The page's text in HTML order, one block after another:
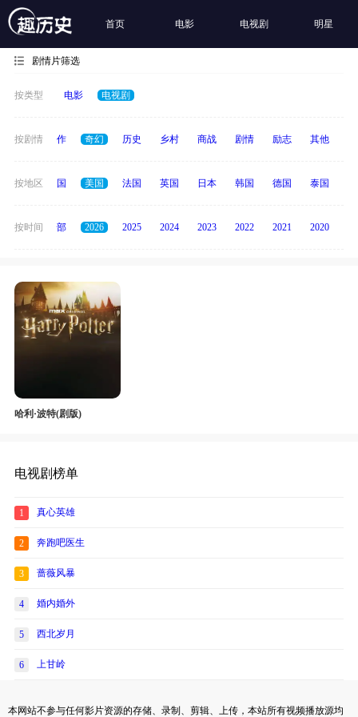
首页 电影 电视剧 明星
剧情片筛选
按类型 电影 电视剧
按剧情
犯罪 动作 奇幻 历史 乡村 商战 剧情 励志 其他
按地区
全部 中国 美国 法国 英国 日本 韩国 德国 泰国
按时间 全部 2026 2025 2024 2023 2022 2021 2020
哈利·波特(剧版)
电视剧榜单
1 真心英雄
2 奔跑吧医生
3 蔷薇风暴
4 婚内婚外
5 西北岁月
6 上甘岭
本网站不参与任何影片资源的存储、录制、剪辑、上传，本站所有视频播放源均